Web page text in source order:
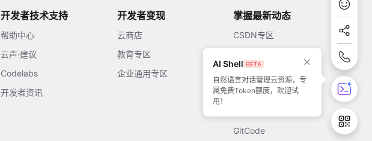
AI Shell
自然语言对话管理云资源，专
属免费Token额度，欢迎试
用！
开发者技术支持
帮助中心
云声·建议
Codelabs
开发者资讯
开发者变现
云商店
教育专区
企业通用专区
掌握最新动态
CSDN专区
51CTO
GitCode